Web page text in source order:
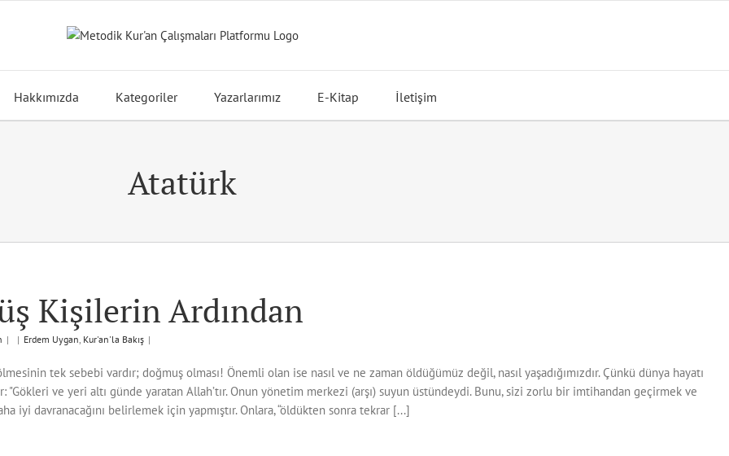
Hakkımızda Kategoriler Yazarlarımız E-Kitap İletişim
Atatürk
Kişilerin Ardından
| | Erdem Uygan, Kur'an'la Bakış |
tek sebebi vardır; doğmuş olması! Önemli olan ise nasıl ve ne zaman öldüğümüz değil, nasıl yaşadığımızdır. Çünkü dünya hayatı
"Gökleri ve yeri altı günde yaratan Allah’tır. Onun yönetim merkezi (arşı) suyun üstündeydi. Bunu, sizi zorlu bir imtihandan geçirmek ve
iyi davranacağını belirlemek için yapmıştır. Onlara, “öldükten sonra tekrar [...]